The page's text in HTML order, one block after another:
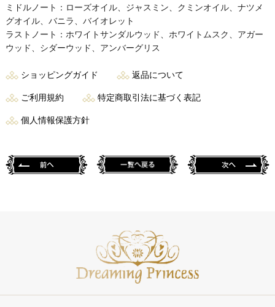
ミドルノート：ローズオイル、ジャスミン、クミンオイル、ナツメ
グオイル、バニラ、バイオレット
ラストノート：ホワイトサンダルウッド、ホワイトムスク、アガー
ウッド、シダーウッド、アンバーグリス
ショッピングガイド 返品について
ご利用規約 特定商取引法に基づく表記
個人情報保護方針